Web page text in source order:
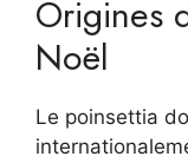
Origines
Noël
Le poinsettia